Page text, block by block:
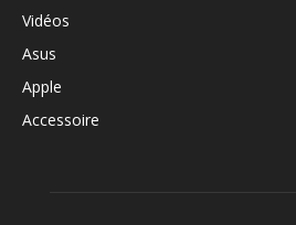
Vidéos
Asus
Apple
Accessoire